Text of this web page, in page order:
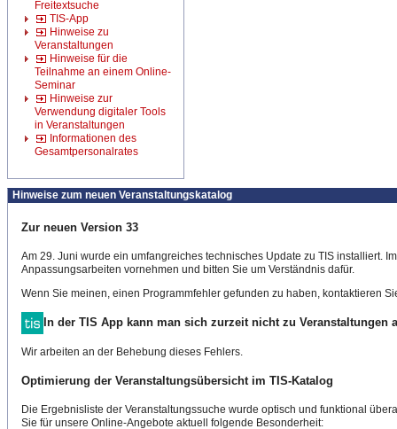
Freitextsuche
TIS-App
Hinweise zu
Veranstaltungen
Hinweise für die
Teilnahme an einem Online-
Seminar
Hinweise zur
Verwendung digitaler Tools
in Veranstaltungen
Informationen des
Gesamtpersonalrates
Hinweise zum neuen Veranstaltungskatalog
Zur neuen Version 33
Am 29. Juni wurde ein umfangreiches technisches Update zu TIS installiert.
Anpassungsarbeiten vornehmen und bitten Sie um Verständnis dafür.
Wenn Sie meinen, einen Programmfehler gefunden zu haben, kontaktieren
In der TIS App kann man sich zurzeit nicht zu Veranstaltungen
Wir arbeiten an der Behebung dieses Fehlers.
Optimierung der Veranstaltungsübersicht im TIS-Katalog
Die Ergebnisliste der Veranstaltungssuche wurde optisch und funktional
Sie für unsere Online-Angebote aktuell folgende Besonderheit: